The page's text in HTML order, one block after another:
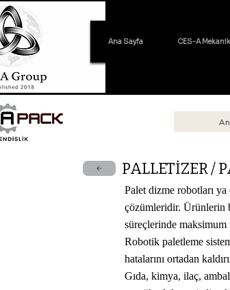
Ana Sayfa CES-A Mekanik
PALLETİZER /
Palet dizme robotları
çözümleridir. Ürünlerin
süreçlerinde
Robotik paletleme
hatalarını ortadan
Gıda, kimya, ilaç,